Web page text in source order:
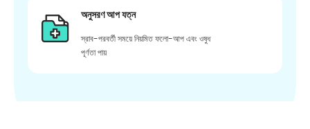
অনুসরণ আপ যত্ন
স্রাব-পরবর্তী সময়ে নিয়মিত ফলো-আপ এবং ওষুধ
পূর্ণতা পায়